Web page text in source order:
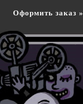
Оформить заказ »